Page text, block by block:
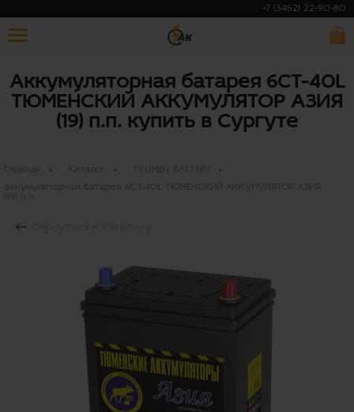
+7 (3462) 22-90-80
Аккумуляторная батарея 6СТ-40L
ТЮМЕНСКИЙ АККУМУЛЯТОР AЗИЯ
(19) п.п. купить в Сургуте
Главная
TYUMEN BATTERY
аккумуляторная батарея 6СТ-40L ТЮМЕНСКИЙ АККУМУЛЯТОР AЗИЯ
(19) п.п.